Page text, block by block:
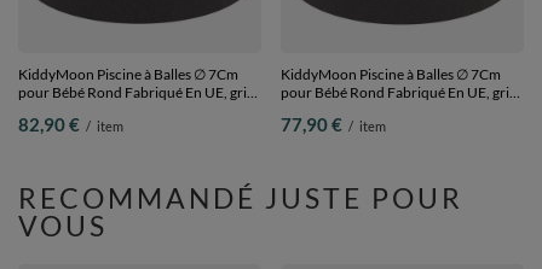
KiddyMoon Piscine à Balles ∅ 7Cm
pour Bébé Rond Fabriqué En UE, gris
82,90 € / item
KiddyMoon Piscine à Balles ∅ 7Cm
pour Bébé Rond Fabriqué En UE, gris
77,90 € / item
RECOMMANDÉ JUSTE POUR
VOUS